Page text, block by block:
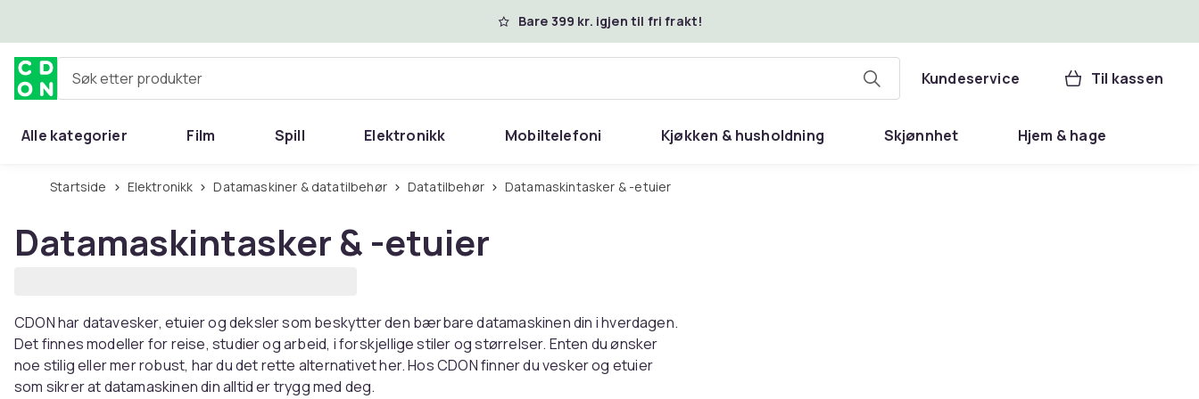
Bare 399 kr. igjen til fri frakt!
Søk etter produkter Kundeservice Til kassen
Alle kategorier Film Spill Elektronikk Mobiltelefoni Kjøkken & husholdning Skjønnhet Hjem & hage
Startside Elektronikk Datamaskiner & datatilbehør Datatilbehør Datamaskintasker & -etuier
Datamaskintasker & -etuier
CDON har datavesker, etuier og deksler som beskytter den bærbare datamaskinen din i hverdagen.
Det finnes modeller for reise, studier og arbeid, i forskjellige stiler og størrelser. Enten du ønsker
noe stilig eller mer robust, har du det rette alternativet her. Hos CDON finner du vesker og etuier
som sikrer at datamaskinen din alltid er trygg med deg.